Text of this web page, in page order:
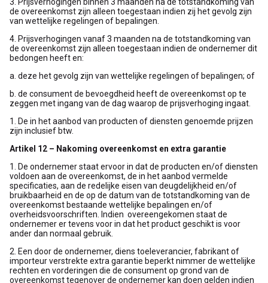
de overeenkomst zijn alleen toegestaan indien zij het gevolg zijn
van wettelijke regelingen of bepalingen.
4. Prijsverhogingen vanaf 3 maanden na de totstandkoming van
de overeenkomst zijn alleen toegestaan indien de ondernemer dit
bedongen heeft en:
a. deze het gevolg zijn van wettelijke regelingen of bepalingen; of
b. de consument de bevoegdheid heeft de overeenkomst op te
zeggen met ingang van de dag waarop de prijsverhoging ingaat.
1. De in het aanbod van producten of diensten genoemde prijzen
zijn inclusief btw.
Artikel 12 – Nakoming overeenkomst en extra garantie
1. De ondernemer staat ervoor in dat de producten en/of diensten
voldoen aan de overeenkomst, de in het aanbod vermelde
specificaties, aan de redelijke eisen van deugdelijkheid en/of
bruikbaarheid en de op de datum van de totstandkoming van de
overeenkomst bestaande wettelijke bepalingen en/of
overheidsvoorschriften. Indien overeengekomen staat de
ondernemer er tevens voor in dat het product geschikt is voor
ander dan normaal gebruik.
2. Een door de ondernemer, diens toeleverancier, fabrikant of
importeur verstrekte extra garantie beperkt nimmer de wettelijke
rechten en vorderingen die de consument op grond van de
overeenkomst tegenover de ondernemer kan doen gelden indien